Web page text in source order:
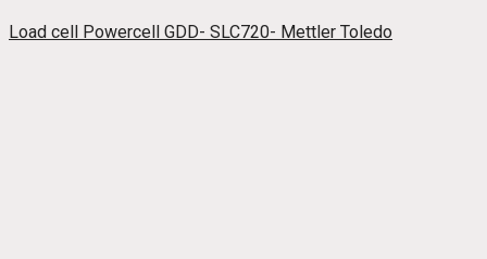
Load cell Powercell GDD- SLC720- Mettler Toledo